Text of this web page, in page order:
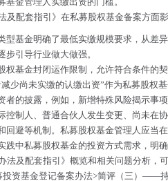
及配套指引》在私募股权基金备案方面
型基金明确了最低实缴规模要求，从差
步引导行业做大做强。
权基金封闭运作限制，允许符合条件的
少尚未实缴的认缴出资”作为私募股权
者的披露，例如，新增特殊风险揭示事
控制人、普通合伙人发生变更、尚未在
回避等机制。私募股权基金管理人应当
践中私募股权基金的投资方式需求，明
法及配套指引》概览和相关问题分析，
投资基金登记备案办法>简评（三）——